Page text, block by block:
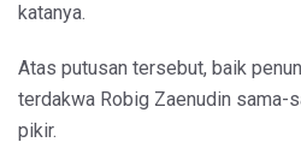
katanya.
Atas putusan tersebut, baik
terdakwa Robig Zaenudin sama-
pikir.